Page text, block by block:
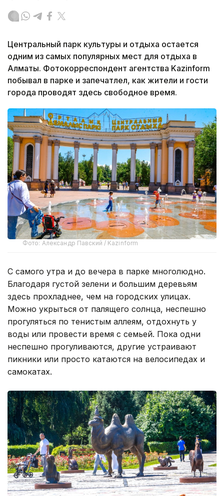
Центральный парк культуры и отдыха остается
одним из самых популярных мест для отдыха в
Алматы. Фотокорреспондент агентства Kazinform
побывал в парке и запечатлел, как жители и гости
города проводят здесь свободное время.
Фото: Александр Павский / Kazinform
С самого утра и до вечера в парке многолюдно.
Благодаря густой зелени и большим деревьям
здесь прохладнее, чем на городских улицах.
Можно укрыться от палящего солнца, неспешно
прогуляться по тенистым аллеям, отдохнуть у
воды или провести время с семьей. Пока одни
неспешно прогуливаются, другие устраивают
пикники или просто катаются на велосипедах и
самокатах.